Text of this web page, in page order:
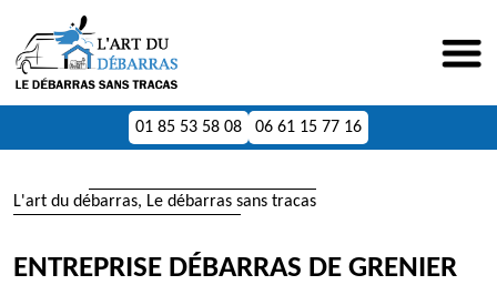
01 85 53 58 08 06 61 15 77 16
L'art du débarras, Le débarras sans tracas
ENTREPRISE DÉBARRAS DE GRENIER